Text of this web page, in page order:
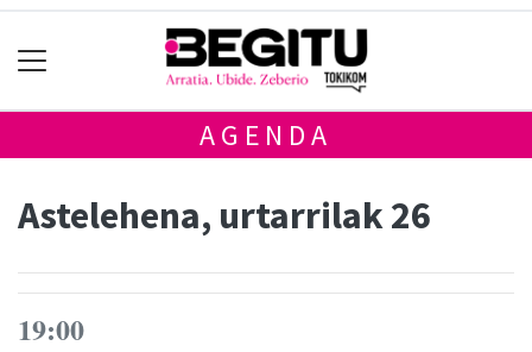
AGENDA
Astelehena, urtarrilak 26
19:00